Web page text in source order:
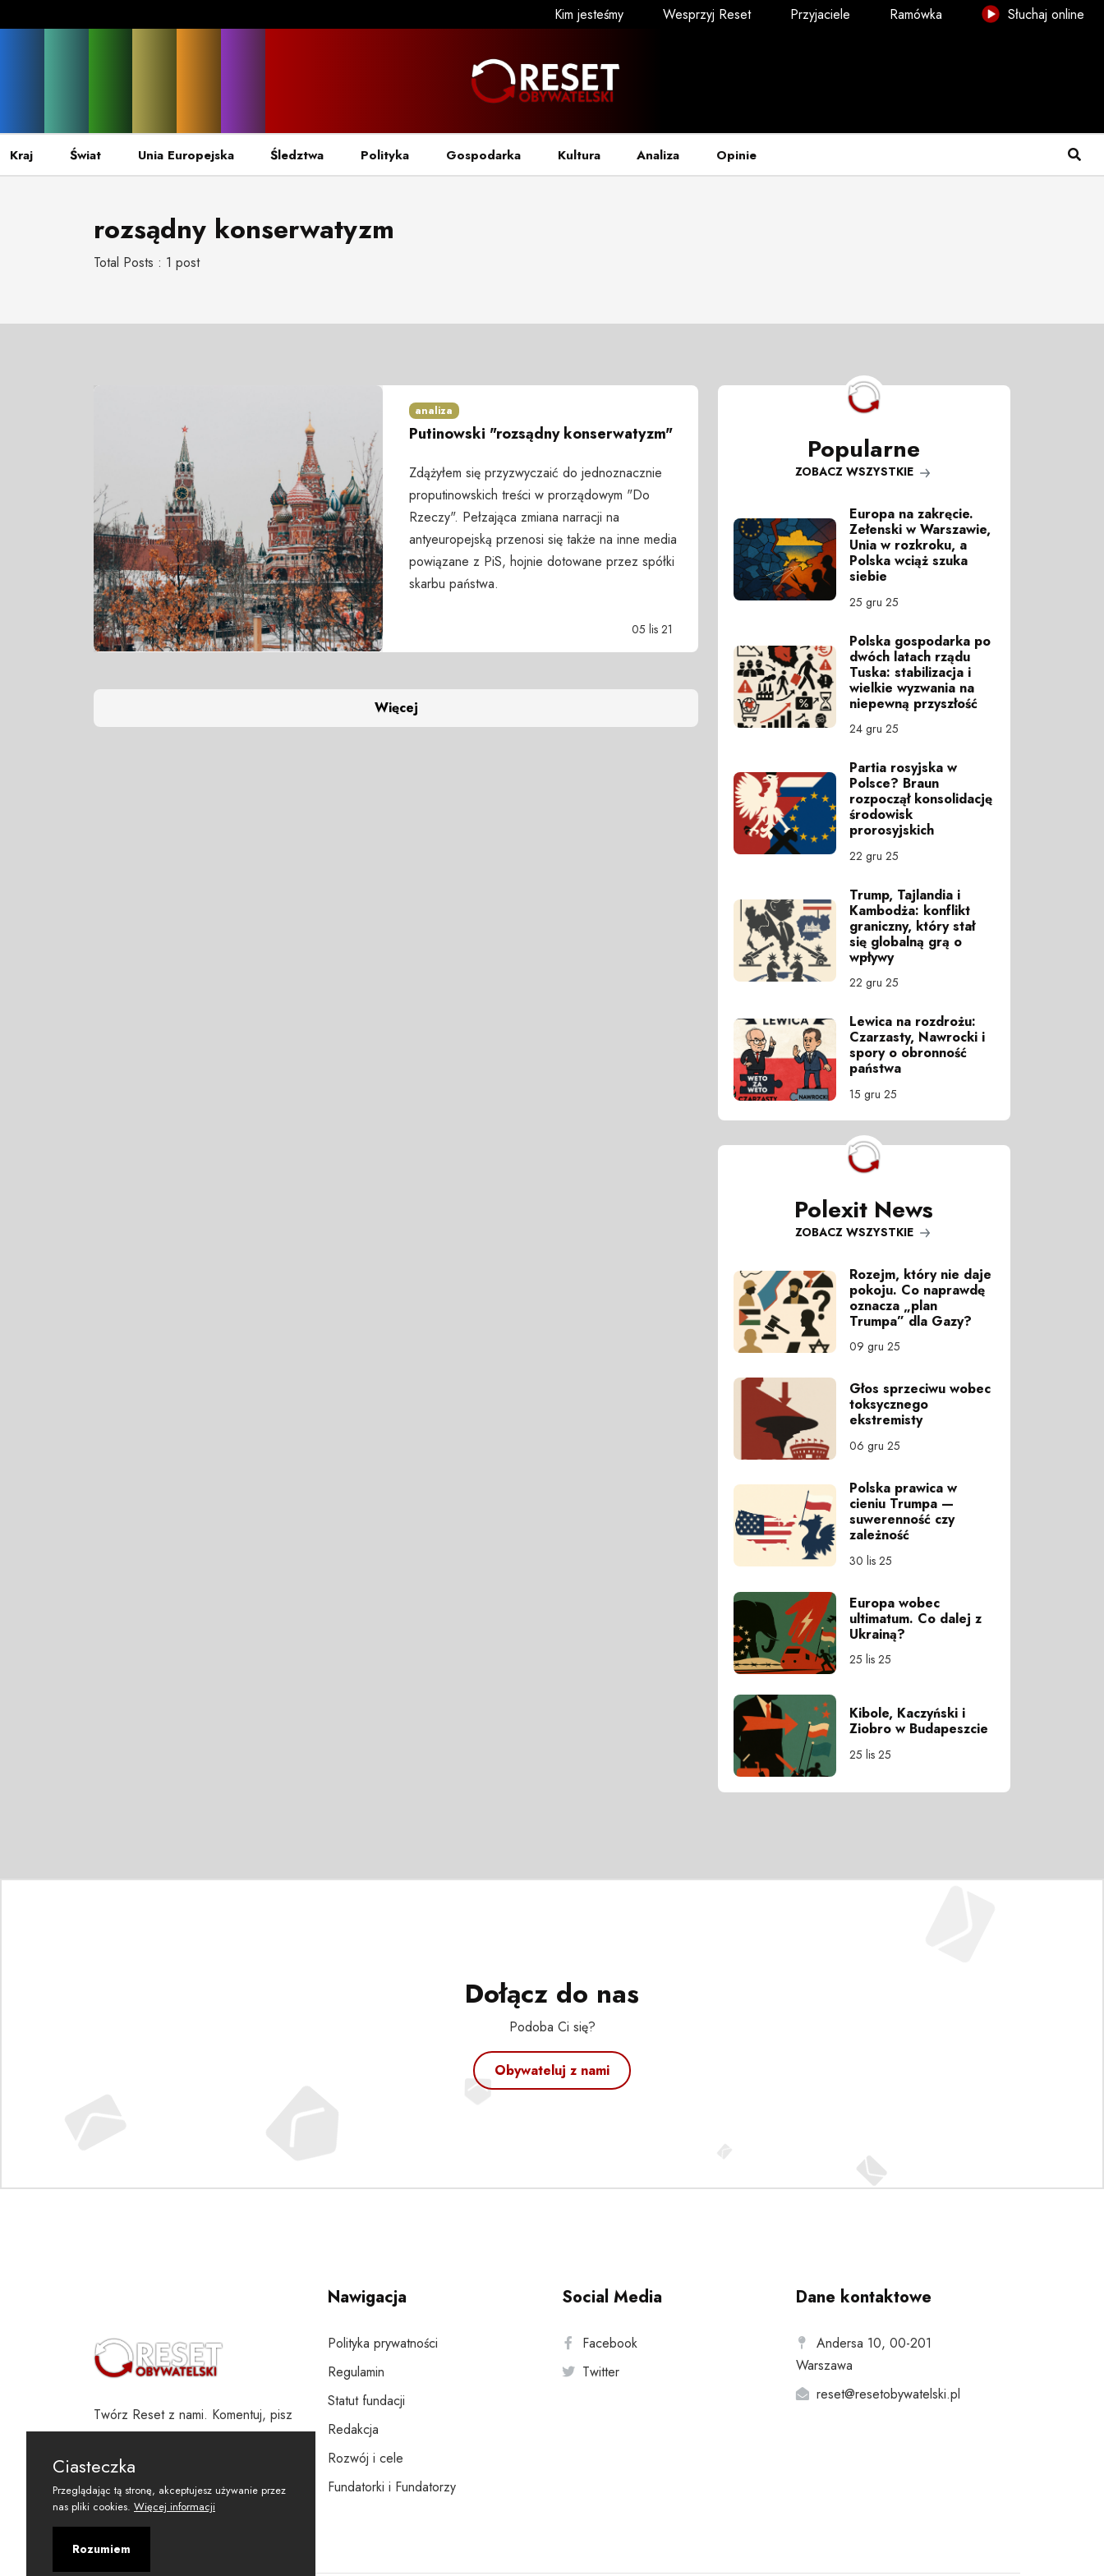
Kim jesteśmy Wesprzyj Reset Przyjaciele Ramówka Słuchaj online
Kraj Świat Unia Europejska Śledztwa Polityka Gospodarka Kultura Analiza Opinie
rozsądny konserwatyzm
Total Posts : 1 post
analiza
Putinowski "rozsądny konserwatyzm"
Zdążyłem się przyzwyczaić do jednoznacznie
proputinowskich treści w prorządowym "Do
Rzeczy". Pełzająca zmiana narracji na
antyeuropejską przenosi się także na inne media
powiązane z PiS, hojnie dotowane przez spółki
skarbu państwa.
05 lis 21
Więcej
Popularne
ZOBACZ WSZYSTKIE
Europa na zakręcie.
Zełenski w Warszawie,
Unia w rozkroku, a
Polska wciąż szuka
siebie
25 gru 25
Polska gospodarka po
dwóch latach rządu
Tuska: stabilizacja i
wielkie wyzwania na
niepewną przyszłość
24 gru 25
Partia rosyjska w
Polsce? Braun
rozpoczął konsolidację
środowisk
prorosyjskich
22 gru 25
Trump, Tajlandia i
Kambodża: konflikt
graniczny, który stał
się globalną grą o
wpływy
22 gru 25
Lewica na rozdrożu:
Czarzasty, Nawrocki i
spory o obronność
państwa
15 gru 25
Polexit News
ZOBACZ WSZYSTKIE
Rozejm, który nie daje
pokoju. Co naprawdę
oznacza „plan
Trumpa” dla Gazy?
09 gru 25
Głos sprzeciwu wobec
toksycznego
ekstremisty
06 gru 25
Polska prawica w
cieniu Trumpa —
suwerenność czy
zależność
30 lis 25
Europa wobec
ultimatum. Co dalej z
Ukrainą?
25 lis 25
Kibole, Kaczyński i
Ziobro w Budapeszcie
25 lis 25
Dołącz do nas
Podoba Ci się?
Obywateluj z nami
Twórz Reset z nami. Komentuj, pisz
i wspieraj
Nawigacja
Polityka prywatności
Regulamin
Statut fundacji
Redakcja
Rozwój i cele
Fundatorki i Fundatorzy
Social Media
Facebook
Twitter
Dane kontaktowe
Andersa 10, 00-201
Warszawa
reset@resetobywatelski.pl
Ciasteczka
Przeglądając tą stronę, akceptujesz używanie przez
nas pliki cookies. Więcej informacji
Rozumiem